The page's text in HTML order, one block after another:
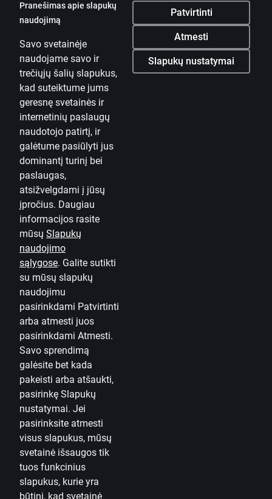
Pranešimas apie slapukų
naudojimą
Patvirtinti
Atmesti
Slapukų nustatymai
Savo svetainėje
naudojame savo ir
trečiųjų šalių slapukus,
kad suteiktume jums
geresnę svetainės ir
internetinių paslaugų
naudotojo patirtį, ir
galėtume pasiūlyti jus
dominantį turinį bei
paslaugas,
atsižvelgdami į jūsų
įpročius. Daugiau
informacijos rasite
mūsų Slapukų
naudojimo
sąlygose. Galite sutikti
su mūsų slapukų
naudojimu
pasirinkdami Patvirtinti
arba atmesti juos
pasirinkdami Atmesti.
Savo sprendimą
galėsite bet kada
pakeisti arba atšaukti,
pasirinkę Slapukų
nustatymai. Jei
pasirinksite atmesti
visus slapukus, mūsų
svetainė išsaugos tik
tuos funkcinius
slapukus, kurie yra
būtini, kad svetainė
Mobilioji programėlė
Parsisiųsti programėlę
Parsisiųsti programėlę
Programėlė „iOS“ ir
„Android“ įrenginiams
Susisiekite su mumis
Kontaktai
Naudinga informacija
„Citadele“
Apie banką
Žiniasklaidai
Karjera
Tinklaraštis
Taisyklės ir sąlygos
Naudojimosi taisyklės
Slapukų nuostatos
Asmens duomenų apsauga ir tvarkymas
Naudinga
Įkainiai privatiems klientams
Įkainiai verslo klientams
Valiutos skaičiuoklė
Skaičiuoklės
Prieinamumas